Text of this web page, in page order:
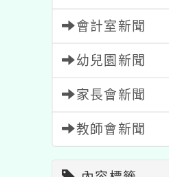
會計室新聞
幼兒園新聞
家長會新聞
教師會新聞